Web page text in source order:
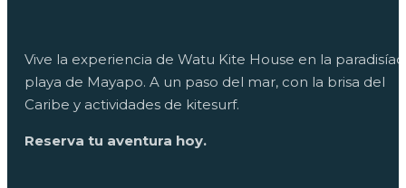
Vive la experiencia de Watu Kite House en la
playa de Mayapo. A un paso del mar, con la brisa del
Caribe y actividades de kitesurf.
Reserva tu aventura hoy.